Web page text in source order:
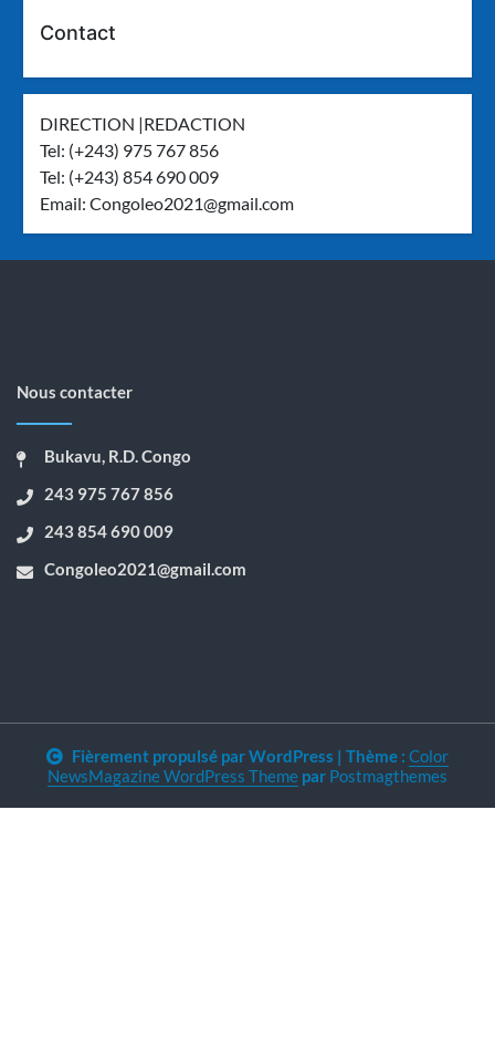
Contact
DIRECTION |REDACTION
Tel: (+243) 975 767 856
Tel: (+243) 854 690 009
Email:Congoleo2021@gmail.com
Nous contacter
Bukavu, R.D. Congo
243 975 767 856
243 854 690 009
Congoleo2021@gmail.com
Fièrement propulsé par WordPress | Thème : Color
NewsMagazine WordPress Theme par Postmagthemes